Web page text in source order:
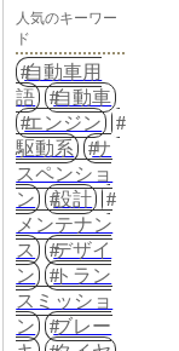
人気のキーワー
ド
自動車用
語
自動車
エンジン
駆動系
サ
スペンショ
ン
設計
メンテナン
ス
デザイ
ン
トラン
スミッショ
ン
ブレー